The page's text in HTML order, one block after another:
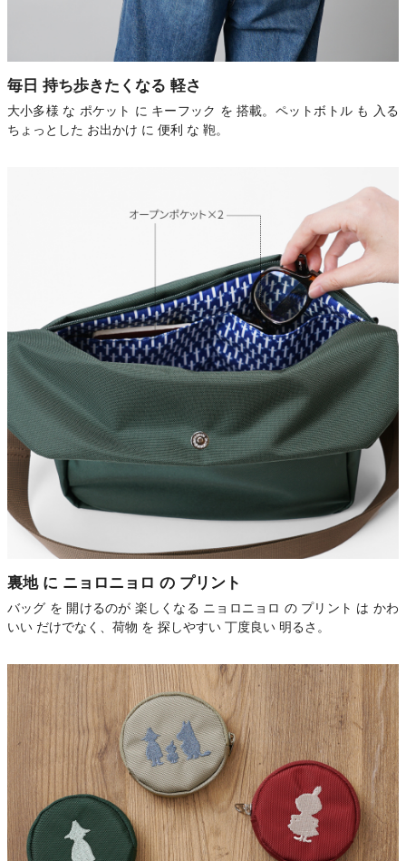
毎日 持ち歩きたくなる 軽さ
大小多様 な ポケット に キーフック を 搭載。ペットボトル も 入る
ちょっとした お出かけ に 便利 な 鞄。
裏地 に ニョロニョロ の プリント
バッグ を 開けるのが 楽しくなる ニョロニョロ の プリント は かわ
いい だけでなく、荷物 を 探しやすい 丁度良い 明るさ。